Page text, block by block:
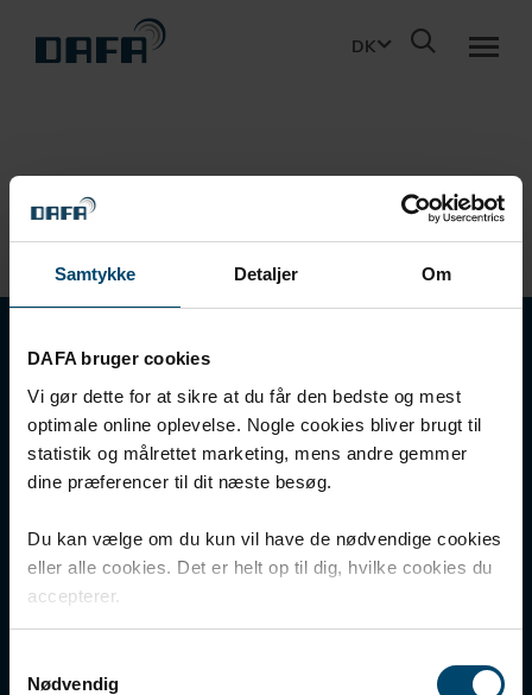
Samtykke Detaljer Om
DAFA bruger cookies
Vi gør dette for at sikre at du får den bedste og mest
optimale online oplevelse. Nogle cookies bliver brugt til
statistik og målrettet marketing, mens andre gemmer
dine præferencer til dit næste besøg.
Du kan vælge om du kun vil have de nødvendige cookies
eller alle cookies. Det er helt op til dig, hvilke cookies du
accepterer.
Nødvendig
DK
DAFA BUILDING SOLUTIONS
A/S
Holmstrupgaardvej 1
DK-8220 Brabrand
CVR nr.: 41854510
Kom hurtigt til
BÆREDYGTIGHED
OM DBS
KONTAKT
DOWNLOAD
DAFA BUILDING SOLUTIONS
DAFA INDUSTRIAL SOLUTIONS